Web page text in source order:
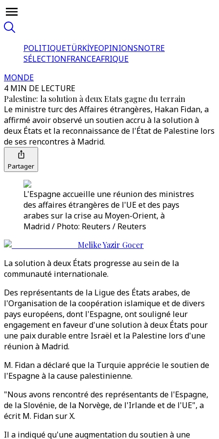
POLITIQUETÜRKİYEOPINIONSNOTRE
SÉLECTIONFRANCEAFRIQUE
MONDE
4 MIN DE LECTURE
Palestine: la solution à deux Etats gagne du terrain
Le ministre turc des Affaires étrangères, Hakan Fidan, a
affirmé avoir observé un soutien accru à la solution à
deux États et la reconnaissance de l'État de Palestine lors
de ses rencontres à Madrid.
Partager
L'Espagne accueille une réunion des ministres
des affaires étrangères de l'UE et des pays
arabes sur la crise au Moyen-Orient, à
Madrid / Photo: Reuters / Reuters
Melike Yazir Gocer
La solution à deux États progresse au sein de la
communauté internationale.
Des représentants de la Ligue des États arabes, de
l'Organisation de la coopération islamique et de divers
pays européens, dont l'Espagne, ont souligné leur
engagement en faveur d'une solution à deux États pour
une paix durable entre Israël et la Palestine lors d'une
réunion à Madrid.
M. Fidan a déclaré que la Turquie apprécie le soutien de
l'Espagne à la cause palestinienne.
"Nous avons rencontré des représentants de l'Espagne,
de la Slovénie, de la Norvège, de l'Irlande et de l'UE", a
écrit M. Fidan sur X.
Il a indiqué qu'une augmentation du soutien à une